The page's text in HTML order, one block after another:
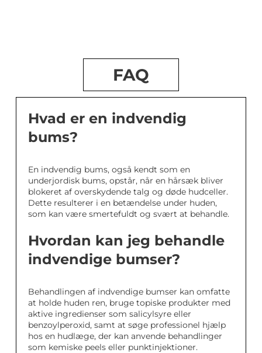
FAQ
Hvad er en indvendig
bums?
En indvendig bums, også kendt som en
underjordisk bums, opstår, når en hårsæk bliver
blokeret af overskydende talg og døde hudceller.
Dette resulterer i en betændelse under huden,
som kan være smertefuldt og svært at behandle.
Hvordan kan jeg behandle
indvendige bumser?
Behandlingen af indvendige bumser kan omfatte
at holde huden ren, bruge topiske produkter med
aktive ingredienser som salicylsyre eller
benzoylperoxid, samt at søge professionel hjælp
hos en hudlæge, der kan anvende behandlinger
som kemiske peels eller punktinjektioner.